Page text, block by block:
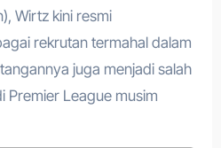
Wirtz kini resmi
rekrutan termahal dalam
juga menjadi salah
Premier League musim